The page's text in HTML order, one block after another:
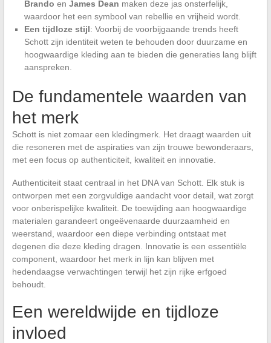
Brando en James Dean maken deze jas onsterfelijk,
waardoor het een symbool van rebellie en vrijheid wordt.
Een tijdloze stijl: Voorbij de voorbijgaande trends heeft
Schott zijn identiteit weten te behouden door duurzame en
hoogwaardige kleding aan te bieden die generaties lang blijft
aanspreken.
De fundamentele waarden van
het merk
Schott is niet zomaar een kledingmerk. Het draagt waarden uit
die resoneren met de aspiraties van zijn trouwe bewonderaars,
met een focus op authenticiteit, kwaliteit en innovatie.
Authenticiteit staat centraal in het DNA van Schott. Elk stuk is
ontworpen met een zorgvuldige aandacht voor detail, wat zorgt
voor onberispelijke kwaliteit. De toewijding aan hoogwaardige
materialen garandeert ongeëvenaarde duurzaamheid en
weerstand, waardoor een diepe verbinding ontstaat met
degenen die deze kleding dragen. Innovatie is een essentiële
component, waardoor het merk in lijn kan blijven met
hedendaagse verwachtingen terwijl het zijn rijke erfgoed
behoudt.
Een wereldwijde en tijdloze
invloed